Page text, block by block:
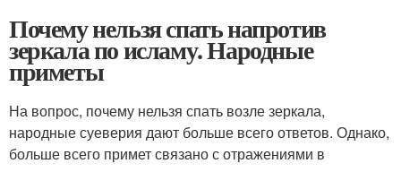
Почему нельзя спать напротив
зеркала по исламу. Народные
приметы
На вопрос, почему нельзя спать возле зеркала,
народные суеверия дают больше всего ответов. Однако,
больше всего примет связано с отражениями в